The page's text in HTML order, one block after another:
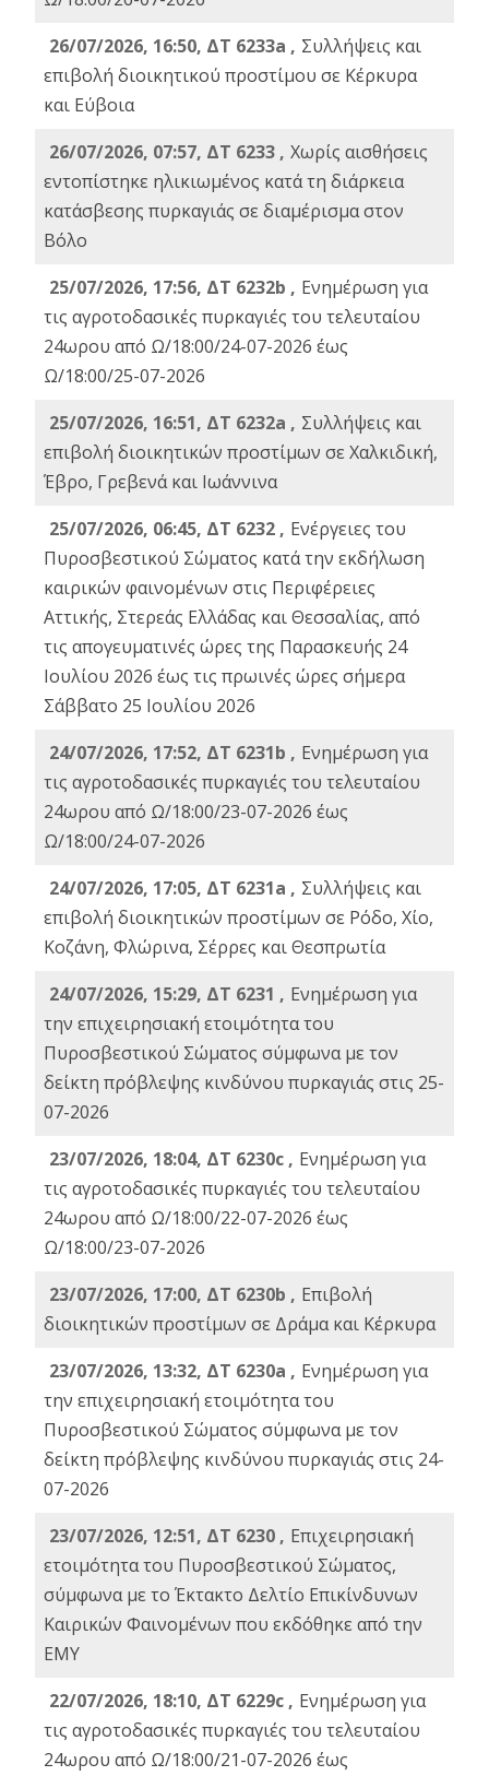
26/07/2026, 16:50, ΔΤ 6233a , Συλλήψεις και
επιβολή διοικητικού προστίμου σε Κέρκυρα
και Εύβοια
26/07/2026, 07:57, ΔΤ 6233 , Χωρίς αισθήσεις
εντοπίστηκε ηλικιωμένος κατά τη διάρκεια
κατάσβεσης πυρκαγιάς σε διαμέρισμα στον
Βόλο
25/07/2026, 17:56, ΔΤ 6232b , Ενημέρωση για
τις αγροτοδασικές πυρκαγιές του τελευταίου
24ωρου από Ω/18:00/24-07-2026 έως
Ω/18:00/25-07-2026
25/07/2026, 16:51, ΔΤ 6232a , Συλλήψεις και
επιβολή διοικητικών προστίμων σε Χαλκιδική,
Έβρο, Γρεβενά και Ιωάννινα
25/07/2026, 06:45, ΔΤ 6232 , Ενέργειες του
Πυροσβεστικού Σώματος κατά την εκδήλωση
καιρικών φαινομένων στις Περιφέρειες
Αττικής, Στερεάς Ελλάδας και Θεσσαλίας, από
τις απογευματινές ώρες της Παρασκευής 24
Ιουλίου 2026 έως τις πρωινές ώρες σήμερα
Σάββατο 25 Ιουλίου 2026
24/07/2026, 17:52, ΔΤ 6231b , Ενημέρωση για
τις αγροτοδασικές πυρκαγιές του τελευταίου
24ωρου από Ω/18:00/23-07-2026 έως
Ω/18:00/24-07-2026
24/07/2026, 17:05, ΔΤ 6231a , Συλλήψεις και
επιβολή διοικητικών προστίμων σε Ρόδο, Χίο,
Κοζάνη, Φλώρινα, Σέρρες και Θεσπρωτία
24/07/2026, 15:29, ΔΤ 6231 , Ενημέρωση για
την επιχειρησιακή ετοιμότητα του
Πυροσβεστικού Σώματος σύμφωνα με τον
δείκτη πρόβλεψης κινδύνου πυρκαγιάς στις 25-
07-2026
23/07/2026, 18:04, ΔΤ 6230c , Ενημέρωση για
τις αγροτοδασικές πυρκαγιές του τελευταίου
24ωρου από Ω/18:00/22-07-2026 έως
Ω/18:00/23-07-2026
23/07/2026, 17:00, ΔΤ 6230b , Επιβολή
διοικητικών προστίμων σε Δράμα και Κέρκυρα
23/07/2026, 13:32, ΔΤ 6230a , Ενημέρωση για
την επιχειρησιακή ετοιμότητα του
Πυροσβεστικού Σώματος σύμφωνα με τον
δείκτη πρόβλεψης κινδύνου πυρκαγιάς στις 24-
07-2026
23/07/2026, 12:51, ΔΤ 6230 , Επιχειρησιακή
ετοιμότητα του Πυροσβεστικού Σώματος,
σύμφωνα με το Έκτακτο Δελτίο Επικίνδυνων
Καιρικών Φαινομένων που εκδόθηκε από την
ΕΜΥ
22/07/2026, 18:10, ΔΤ 6229c , Ενημέρωση για
τις αγροτοδασικές πυρκαγιές του τελευταίου
24ωρου από Ω/18:00/21-07-2026 έως